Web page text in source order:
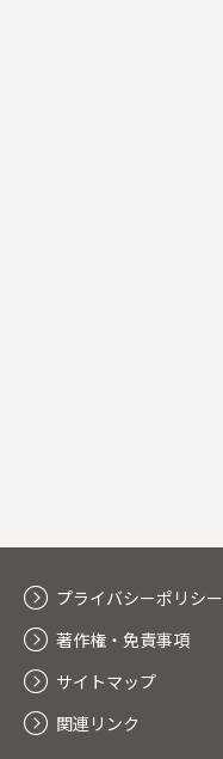
プライバシーポリシー
著作権・免責事項
サイトマップ
関連リンク